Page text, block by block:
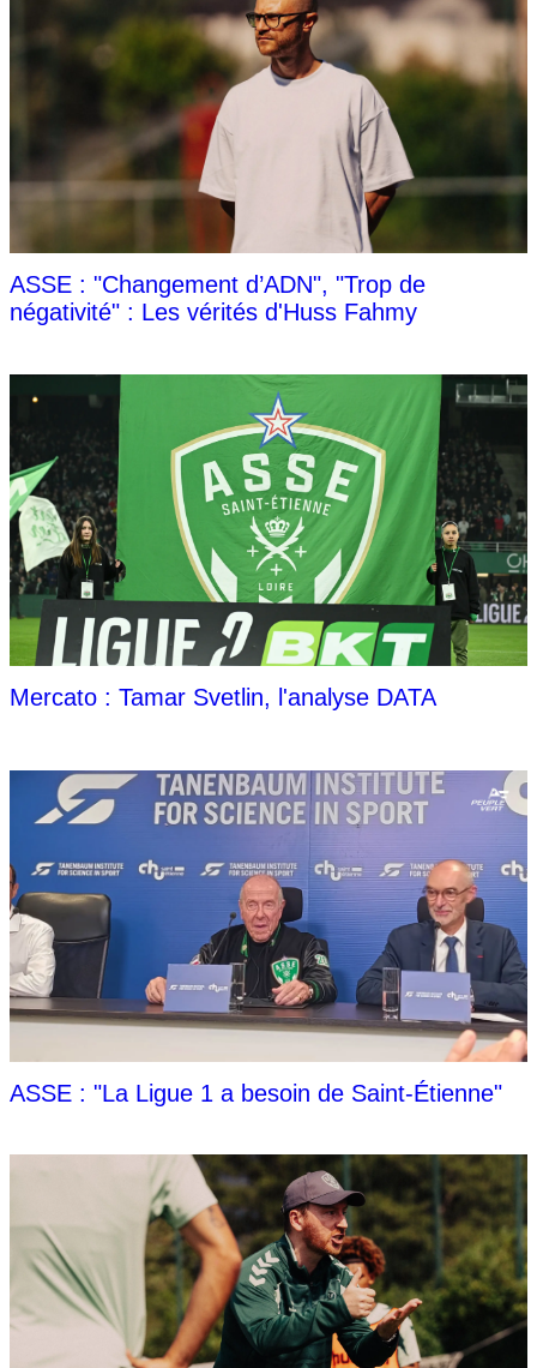
ASSE : "Changement d’ADN", "Trop de
négativité" : Les vérités d'Huss Fahmy
Mercato : Tamar Svetlin, l'analyse DATA
ASSE : "La Ligue 1 a besoin de Saint-Étienne"